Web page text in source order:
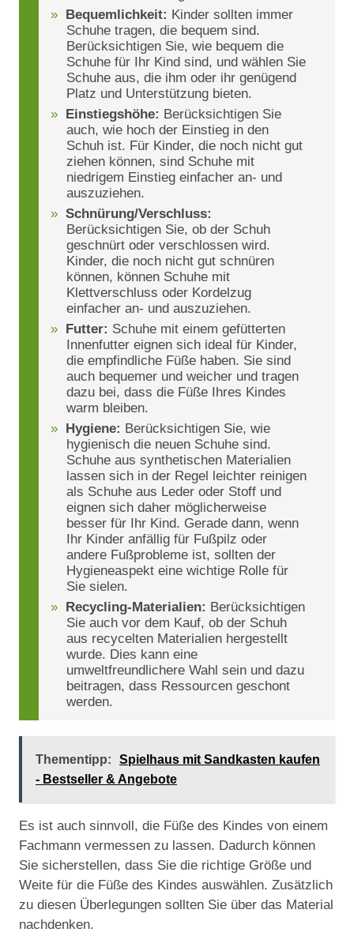
Bequemlichkeit: Kinder sollten immer
Schuhe tragen, die bequem sind.
Berücksichtigen Sie, wie bequem die
Schuhe für Ihr Kind sind, und wählen Sie
Schuhe aus, die ihm oder ihr genügend
Platz und Unterstützung bieten.
Einstiegshöhe: Berücksichtigen Sie
auch, wie hoch der Einstieg in den
Schuh ist. Für Kinder, die noch nicht gut
ziehen können, sind Schuhe mit
niedrigem Einstieg einfacher an- und
auszuziehen.
Schnürung/Verschluss:
Berücksichtigen Sie, ob der Schuh
geschnürt oder verschlossen wird.
Kinder, die noch nicht gut schnüren
können, können Schuhe mit
Klettverschluss oder Kordelzug
einfacher an- und auszuziehen.
Futter: Schuhe mit einem gefütterten
Innenfutter eignen sich ideal für Kinder,
die empfindliche Füße haben. Sie sind
auch bequemer und weicher und tragen
dazu bei, dass die Füße Ihres Kindes
warm bleiben.
Hygiene: Berücksichtigen Sie, wie
hygienisch die neuen Schuhe sind.
Schuhe aus synthetischen Materialien
lassen sich in der Regel leichter reinigen
als Schuhe aus Leder oder Stoff und
eignen sich daher möglicherweise
besser für Ihr Kind. Gerade dann, wenn
Ihr Kinder anfällig für Fußpilz oder
andere Fußprobleme ist, sollten der
Hygieneaspekt eine wichtige Rolle für
Sie sielen.
Recycling-Materialien: Berücksichtigen
Sie auch vor dem Kauf, ob der Schuh
aus recycelten Materialien hergestellt
wurde. Dies kann eine
umweltfreundlichere Wahl sein und dazu
beitragen, dass Ressourcen geschont
werden.
Thementipp:
Spielhaus mit Sandkasten kaufen
- Bestseller & Angebote
Es ist auch sinnvoll, die Füße des Kindes von einem
Fachmann vermessen zu lassen. Dadurch können
Sie sicherstellen, dass Sie die richtige Größe und
Weite für die Füße des Kindes auswählen. Zusätzlich
zu diesen Überlegungen sollten Sie über das Material
nachdenken.